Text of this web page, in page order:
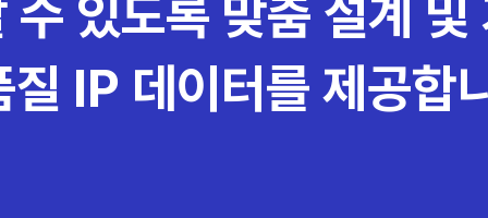
수 있도록 맞춤 설계 및
질 IP 데이터를 제공합